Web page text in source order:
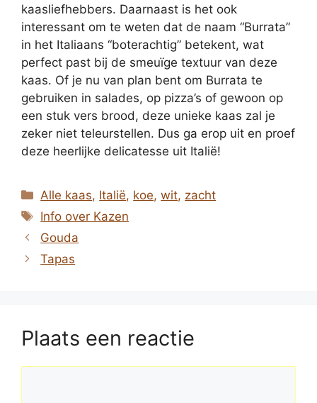
kaasliefhebbers. Daarnaast is het ook
interessant om te weten dat de naam “Burrata”
in het Italiaans “boterachtig” betekent, wat
perfect past bij de smeuïge textuur van deze
kaas. Of je nu van plan bent om Burrata te
gebruiken in salades, op pizza’s of gewoon op
een stuk vers brood, deze unieke kaas zal je
zeker niet teleurstellen. Dus ga erop uit en proef
deze heerlijke delicatesse uit Italië!
Categorieën
Alle kaas, Italië, koe,wit, zacht
Tags
Info over Kazen
Gouda
Tapas
Plaats een reactie